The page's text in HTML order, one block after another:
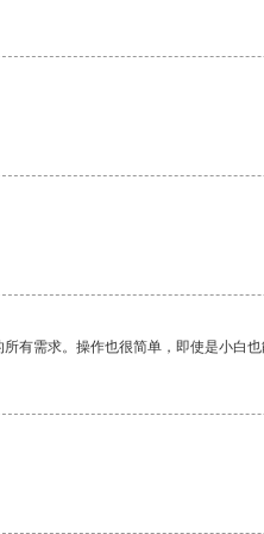
有需求。操作也很简单，即使是小白